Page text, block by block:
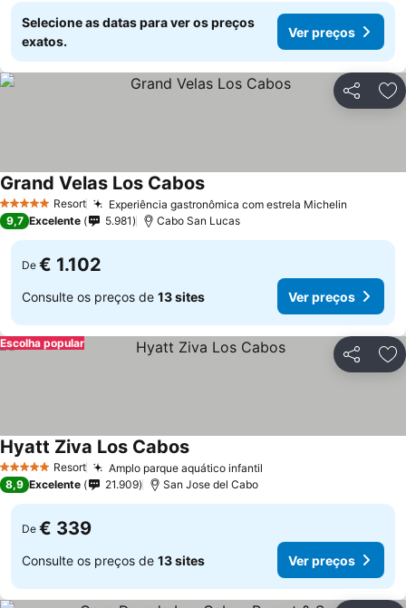
Selecione as datas para ver os preços
exatos.
Ver preços
Partilhar
5 Estrelas Resort Experiência gastronômica com estrela Michelin
Grand Velas Los Cabos
9,7 Excelente 5.981 Cabo San Lucas
De € 1.102
Consulte os preços de 13 sites Ver preços
Partilhar
Escolha popular
5 Estrelas Resort Amplo parque aquático infantil
Hyatt Ziva Los Cabos
8,9 Excelente 21.909 San Jose del Cabo
De € 339
Consulte os preços de 13 sites Ver preços